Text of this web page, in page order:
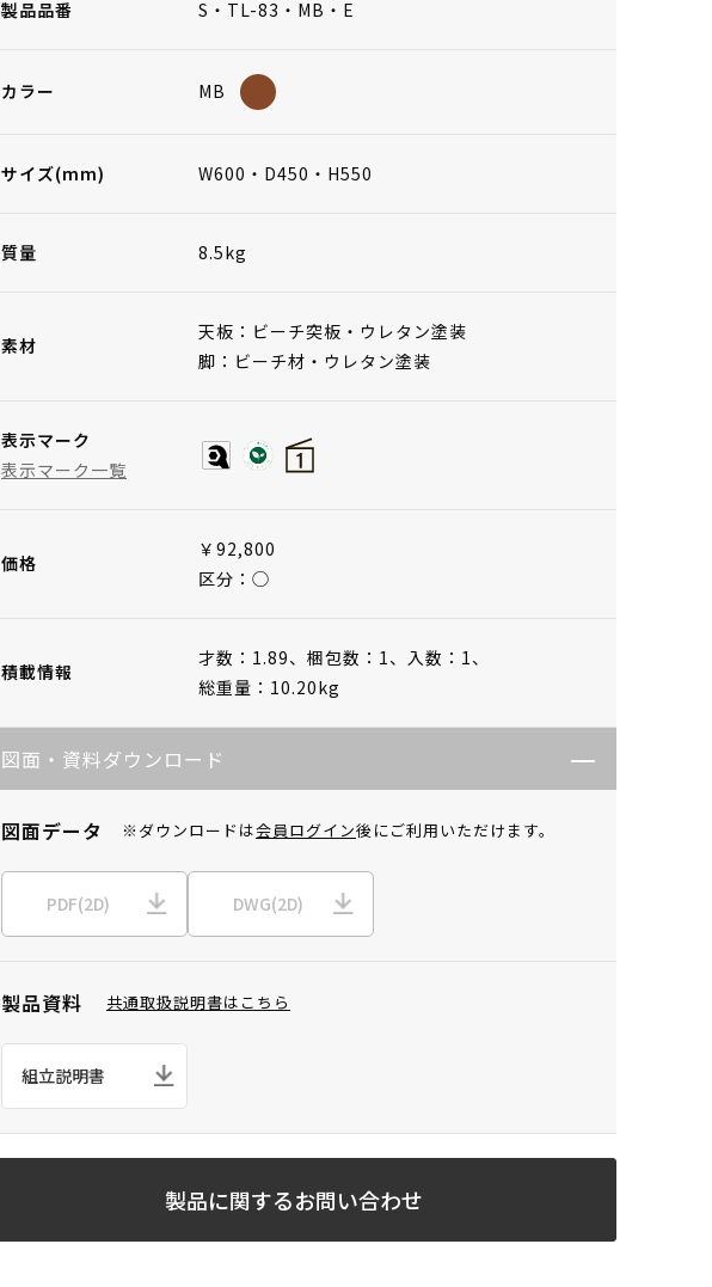
製品品番 S・TL-83・MB・E
カラー MB
サイズ(mm) W600・D450・H550
質量 8.5kg
素材
天板：ビーチ突板・ウレタン塗装
脚：ビーチ材・ウレタン塗装
表示マーク
表示マーク一覧
価格
￥92,800
区分：◯
積載情報
才数：1.89、 梱包数：1、 入数：1、
総重量：10.20kg
図面・資料ダウンロード
図面データ ※ダウンロードは会員ログイン後にご利用いただけます。
PDF(2D) DWG(2D)
製品資料 共通取扱説明書はこちら
組立説明書
製品に関するお問い合わせ